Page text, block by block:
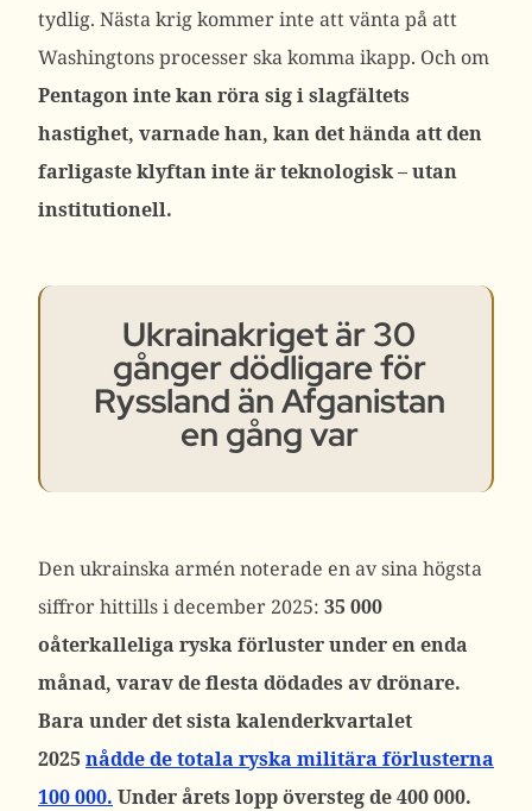
tydlig. Nästa krig kommer inte att vänta på att
Washingtons processer ska komma ikapp. Och om
Pentagon inte kan röra sig i slagfältets
hastighet, varnade han, kan det hända att den
farligaste klyftan inte är teknologisk – utan
institutionell.
Ukrainakriget är 30
gånger dödligare för
Ryssland än Afganistan
en gång var
Den ukrainska armén noterade en av sina högsta
siffror hittills i december 2025: 35 000
oåterkalleliga ryska förluster under en enda
månad, varav de flesta dödades av drönare.
Bara under det sista kalenderkvartalet
2025 nådde de totala ryska militära förlusterna
100 000. Under årets lopp översteg de 400 000.